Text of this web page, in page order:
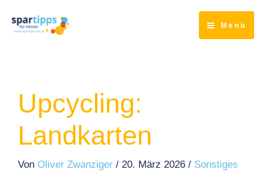
Inhalt
springen
Menü
Upcycling:
Landkarten
Von Oliver Zwanziger / 20. März 2026 / Sonstiges